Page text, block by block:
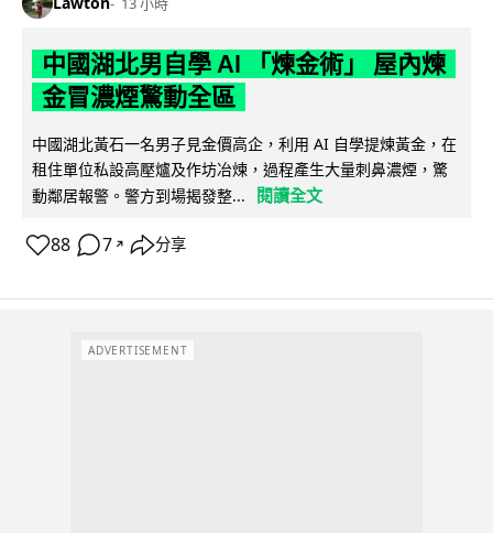
中國湖北男自學 AI 「煉金術」 屋內煉
金冒濃煙驚動全區
中國湖北黃石一名男子見金價高企，利用 AI 自學提煉黃金，在
租住單位私設高壓爐及作坊冶煉，過程產生大量刺鼻濃煙，驚
動鄰居報警。警方到場揭發整...
閱讀全文
88 7 ↗ 分享
ADVERTISEMENT